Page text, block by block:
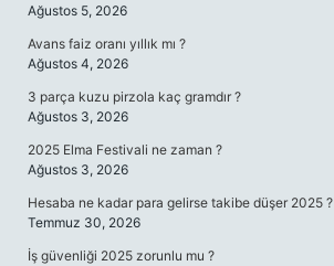
Ağustos 5, 2026
Avans faiz oranı yıllık mı ?
Ağustos 4, 2026
3 parça kuzu pirzola kaç gramdır ?
Ağustos 3, 2026
2025 Elma Festivali ne zaman ?
Ağustos 3, 2026
Hesaba ne kadar para gelirse takibe düşer 2025 ?
Temmuz 30, 2026
İş güvenliği 2025 zorunlu mu ?